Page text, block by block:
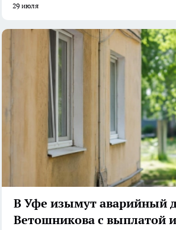
29 июля
В Уфе изымут аварийный
Ветошникова с выплатой